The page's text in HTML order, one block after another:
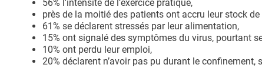
56% l'intensité de l’exercice pratiqué,
près de la moitié des patients ont accru leur stock de
61% se déclarent stressés par leur alimentation,
15% ont signalé des symptômes du virus, pourtant
10% ont perdu leur emploi,
20% déclarent n’avoir pas pu durant le confinement,